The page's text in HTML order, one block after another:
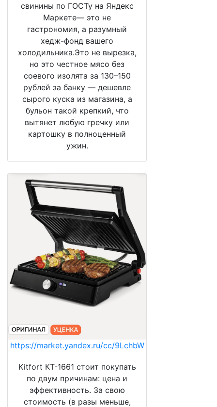
свинины по ГОСТу на Яндекс
Маркете— это не
гастрономия, а разумный
хедж-фонд вашего
холодильника.Это не вырезка,
но это честное мясо без
соевого изолята за 130–150
рублей за банку — дешевле
сырого куска из магазина, а
бульон такой крепкий, что
вытянет любую гречку или
картошку в полноценный
ужин.
https://market.yandex.ru/cc/9LchbW
Kitfort КТ-1661 стоит покупать
по двум причинам: цена и
эффективность. За свою
стоимость (в разы меньше,